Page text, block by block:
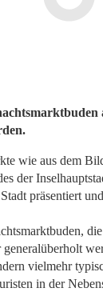
wie aus dem
der
präsentiert
generalüberholt
vielmehr
in der